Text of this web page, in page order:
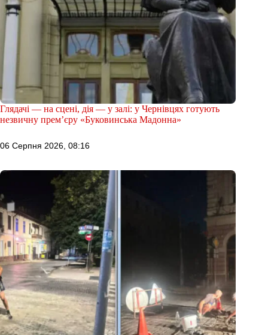
Глядачі — на сцені, дія — у залі: у Чернівцях готують
незвичну прем’єру «Буковинська Мадонна»
06 Серпня 2026, 08:16